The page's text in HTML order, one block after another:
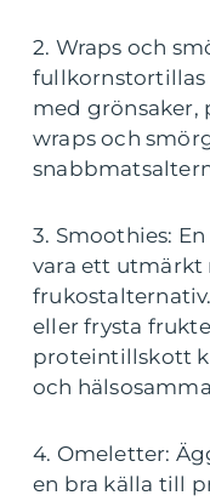
2. Wraps och
fullkornstortillas
med grönsaker,
wraps och
3. Smoothies:
vara ett utmärkt
eller frysta
proteintillskott
och
4. Omeletter:
en bra källa till